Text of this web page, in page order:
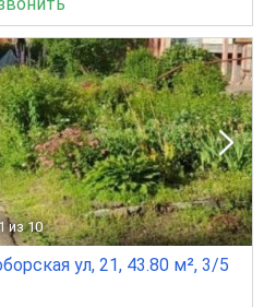
из 10
ул, 21, 43.80 м², 3/5